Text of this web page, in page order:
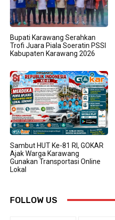
Bupati Karawang Serahkan
Trofi Juara Piala Soeratin PSSI
Kabupaten Karawang 2026
Sambut HUT Ke-81 RI, GOKAR
Ajak Warga Karawang
Gunakan Transportasi Online
Lokal
FOLLOW US